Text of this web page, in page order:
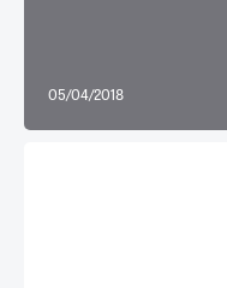
05/04/2018